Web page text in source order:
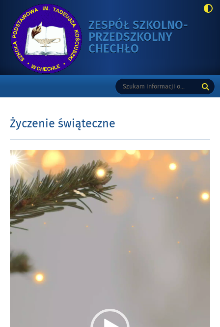
ZESPÓŁ SZKOLNO-
PRZEDSZKOLNY
CHECHŁO
ŚWIĄTECZNE
Wyszukiwarka
Tutaj
wpisz
szukaną
Życzenie świąteczne
Opublikowano
w
dniu
Odtwarzacz
video